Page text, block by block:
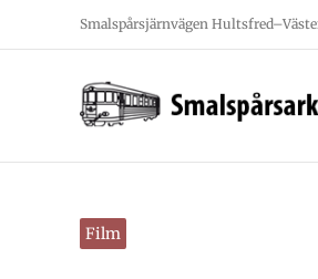
Smalspårsjärnvägen
Film